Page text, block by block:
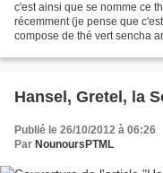
c'est ainsi que se nomme ce
récemment (je pense que
compose de thé vert sencha
Hansel, Gretel, la
Publié le 26/10/2012 à 06:26
Par NounoursPTML